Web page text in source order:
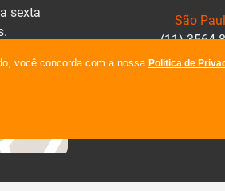
você concorda com a nossa Politica de
sexta
rotas.
São
(11) 3564-